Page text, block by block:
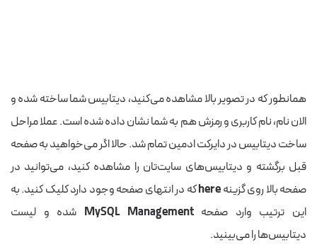
همانطور که در تصویر بالا مشاهده می‌کنید، دیتابیس شما ساخته شده و
الان نام، نام کاربری و رمزش هم به شما نشان داده شده است. عملا مراحل
ساخت دیتابیس در دایرکت ادمین تمام شد. حالا اگر می‌خواهید به صفحه
قبل برگشته و دیتابیس‌های سایت‌تان را مشاهده کنید، می‌توانید در
صفحه بالا روی گزینهhereکه در انتهای صفحه وجود دارد کلیک کنید. به
این ترتیب وارد صفحهMySQL Management شده و لیست
دیتابیس‌ها را می‌بینید.